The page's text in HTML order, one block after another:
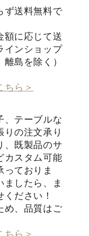
ず送料無料で
額に応じて送
インショップ
島を除く）
ちら＞
、テーブルな
りの注文承り
、既製品のサ
カスタム可能
っておりま
ましたら、ま
ださい！
め、品質はご
ちら＞